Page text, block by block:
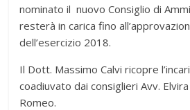
nominato il nuovo Consiglio di
resterà in carica fino
dell’esercizio 2018.
Il Dott. Massimo Calvi ricopre
coadiuvato dai consiglieri Avv.
Romeo.